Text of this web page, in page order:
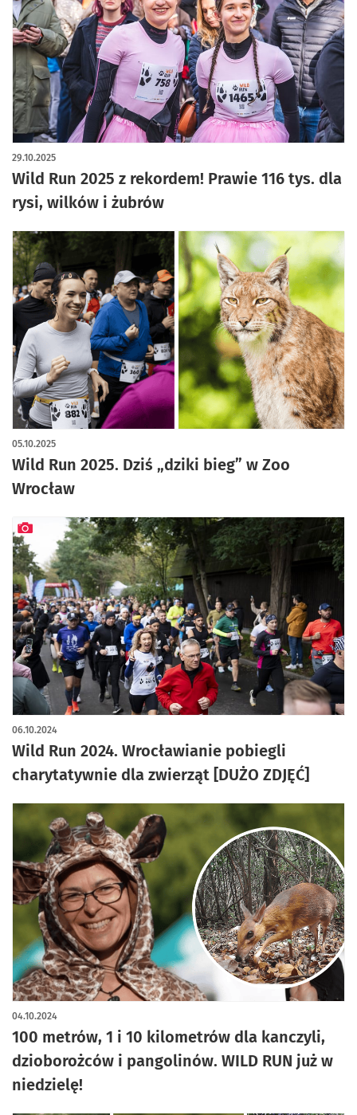
Wild Run 2025 z rekordem! Prawie 116 tys. dla
rysi, wilków i żubrów
29.10.2025
Wild Run 2025. Dziś „dziki bieg” w Zoo
Wrocław
05.10.2025
Wild Run 2024. Wrocławianie pobiegli
charytatywnie dla zwierząt [DUŻO ZDJĘĆ]
06.10.2024
artykuł z galerią zdjęć
100 metrów, 1 i 10 kilometrów dla kanczyli,
dzioborożców i pangolinów. WILD RUN już w
niedzielę!
04.10.2024